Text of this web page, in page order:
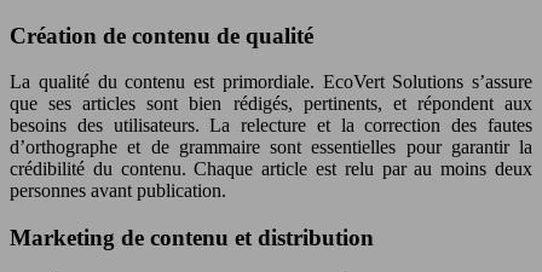
Création de contenu de qualité
La qualité du contenu est primordiale. EcoVert Solutions s’assure
que ses articles sont bien rédigés, pertinents, et répondent aux
besoins des utilisateurs. La relecture et la correction des fautes
d’orthographe et de grammaire sont essentielles pour garantir la
crédibilité du contenu. Chaque article est relu par au moins deux
personnes avant publication.
Marketing de contenu et distribution